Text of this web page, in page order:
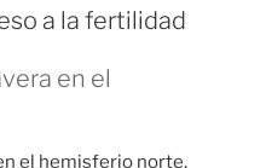
a la fertilidad
en el
el hemisferio norte,